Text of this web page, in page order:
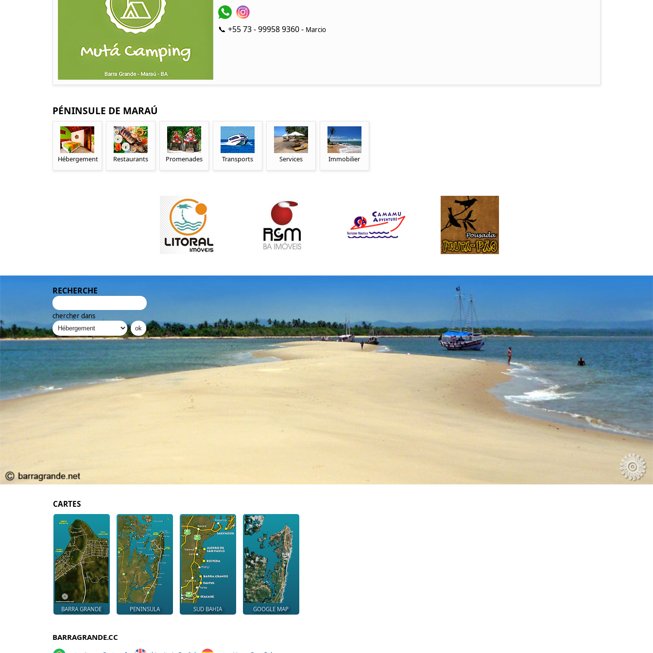
📞 +55 73 - 99958 9360 - Marcio
PÉNINSULE DE MARAÚ
Hébergement Restaurants Promenades Transports Services Immobilier
RECHERCHE
chercher dans
CARTES
BARRA GRANDE PENINSULA SUD BAHIA GOOGLE MAP
BARRAGRANDE.CC